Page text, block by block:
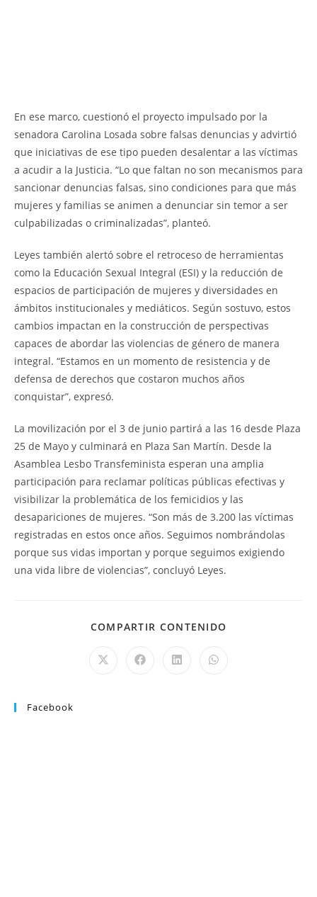
En ese marco, cuestionó el proyecto impulsado por la
senadora Carolina Losada sobre falsas denuncias y advirtió
que iniciativas de ese tipo pueden desalentar a las víctimas
a acudir a la Justicia. “Lo que faltan no son mecanismos para
sancionar denuncias falsas, sino condiciones para que más
mujeres y familias se animen a denunciar sin temor a ser
culpabilizadas o criminalizadas”, planteó.
Leyes también alertó sobre el retroceso de herramientas
como la Educación Sexual Integral (ESI) y la reducción de
espacios de participación de mujeres y diversidades en
ámbitos institucionales y mediáticos. Según sostuvo, estos
cambios impactan en la construcción de perspectivas
capaces de abordar las violencias de género de manera
integral. “Estamos en un momento de resistencia y de
defensa de derechos que costaron muchos años
conquistar”, expresó.
La movilización por el 3 de junio partirá a las 16 desde Plaza
25 de Mayo y culminará en Plaza San Martín. Desde la
Asamblea Lesbo Transfeminista esperan una amplia
participación para reclamar políticas públicas efectivas y
visibilizar la problemática de los femicidios y las
desapariciones de mujeres. “Son más de 3.200 las víctimas
registradas en estos once años. Seguimos nombrándolas
porque sus vidas importan y porque seguimos exigiendo
una vida libre de violencias”, concluyó Leyes.
COMPARTIR CONTENIDO
Facebook